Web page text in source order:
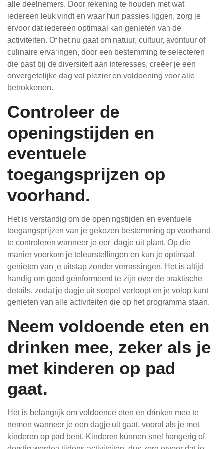
alle deelnemers. Door rekening te houden met wat
iedereen leuk vindt en waar hun passies liggen, zorg je
ervoor dat iedereen optimaal kan genieten van de
activiteiten. Of het nu gaat om natuur, cultuur, avontuur of
culinaire ervaringen, door een bestemming te selecteren
die past bij de diversiteit aan interesses, creëer je een
onvergetelijke dag vol plezier en voldoening voor alle
betrokkenen.
Controleer de
openingstijden en
eventuele
toegangsprijzen op
voorhand.
Het is verstandig om de openingstijden en eventuele
toegangsprijzen van je gekozen bestemming op voorhand
te controleren wanneer je een dagje uit plant. Op die
manier voorkom je teleurstellingen en kun je optimaal
genieten van je uitstap zonder verrassingen. Het is altijd
handig om goed geïnformeerd te zijn over de praktische
details, zodat je dagje uit soepel verloopt en je volop kunt
genieten van alle activiteiten die op het programma staan.
Neem voldoende eten en
drinken mee, zeker als je
met kinderen op pad
gaat.
Het is belangrijk om voldoende eten en drinken mee te
nemen wanneer je een dagje uit gaat, vooral als je met
kinderen op pad bent. Kinderen kunnen snel hongerig of